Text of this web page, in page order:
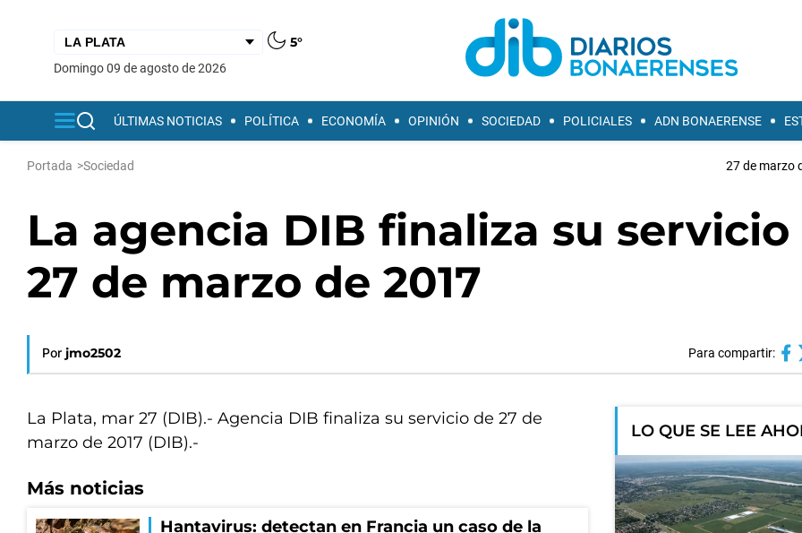
5°
domingo 09 de agosto de 2026
ÚLTIMAS NOTICIAS POLÍTICA ECONOMÍA OPINIÓN SOCIEDAD POLICIALES ADN BONAERENSE
Portada >Sociedad 27 de marzo
La agencia DIB finaliza su servicio
27 de marzo de 2017
Por jmo2502 Para compartir:
La Plata, mar 27 (DIB).- Agencia DIB finaliza su servicio de 27 de
marzo de 2017 (DIB).-
Más noticias
Hantavirus: detectan en Francia un caso de la
LO QUE SE LEE